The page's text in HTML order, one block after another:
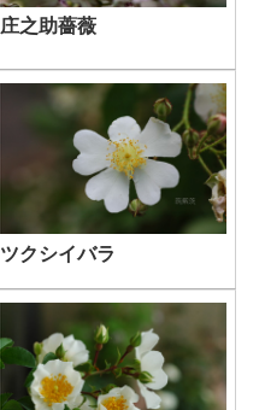
庄之助薔薇
ツクシイバラ